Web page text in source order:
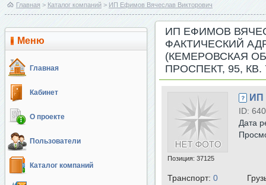
Главная > Каталог компаний > ИП Ефимов Вячеслав Викторович
Меню
Главная
Кабинет
О проекте
Пользователи
Каталог компаний
ИП ЕФИМОВ
ФАКТИЧЕСКИЙ
(КЕМЕРОВСКАЯ
ПРОСПЕКТ, 95, КВ.
Позиция: 37125
ИП
ID: 640
Дата
Транспорт: 0